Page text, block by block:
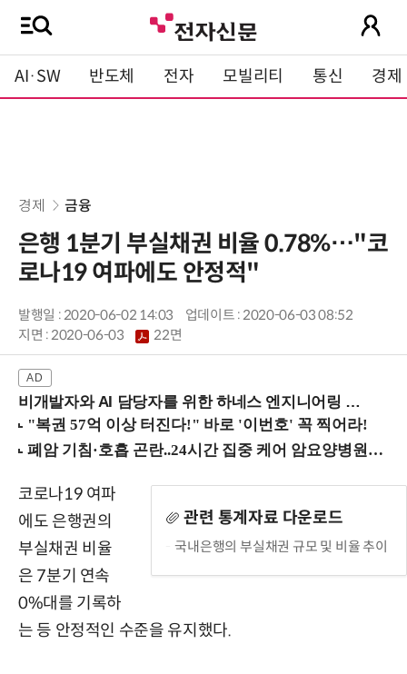
AI·SW 반도체 전자 모빌리티 통신 경제
경제 금융
은행 1분기 부실채권 비율 0.78%…"코
로나19 여파에도 안정적"
발행일 : 2020-06-02 14:03
업데이트 : 2020-06-03 08:52
지면 :2020-06-03 22면
비개발자와 AI 담당자를 위한 하네스 엔지니어링 입문과정 (8/20 신논현역)
관련 통계자료 다운로드
국내은행의 부실채권 규모 및 비율 추이
코로나19 여파
에도 은행권의
부실채권 비율
은 7분기 연속
0%대를 기록하
는 등 안정적인 수준을 유지했다.